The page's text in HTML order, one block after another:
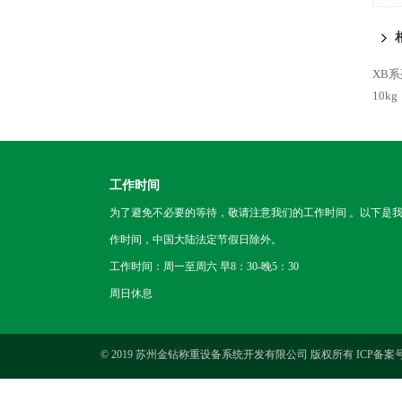
XB
10kg
工作时间
为了避免不必要的等待，敬请注意我们的工作时间 。以下是
作时间，中国大陆法定节假日除外。
工作时间：周一至周六 早8：30-晚5：30
周日休息
© 2019 苏州金钻称重设备系统开发有限公司 版权所有 ICP备案